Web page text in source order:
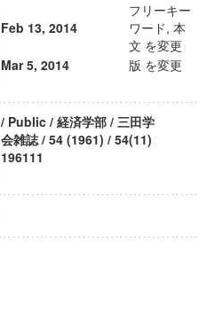
Feb 13, 2014
フリーキー
ワード, 本
文 を変更
Mar 5, 2014
版 を変更
/ Public / 経済学部 / 三田学
会雑誌 / 54 (1961) / 54(11)
196111